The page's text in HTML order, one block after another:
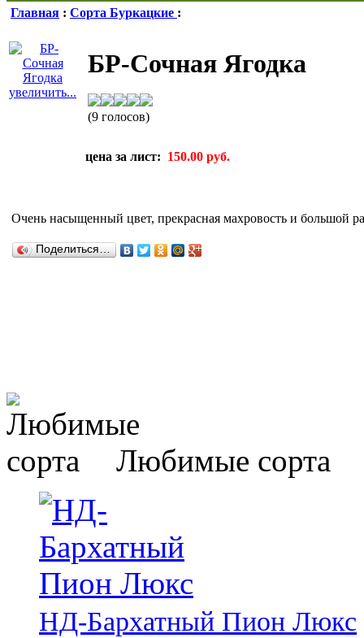
Главная : Сорта Буркацкие :
увеличить...
БР-Сочная Ягодка
(9 голосов)
цена за лист: 150.00 руб.
Очень насыщенный цвет, прекрасная махровость и большой
Поделиться…
Любимые сорта
НД-Бархатный Пион Люкс